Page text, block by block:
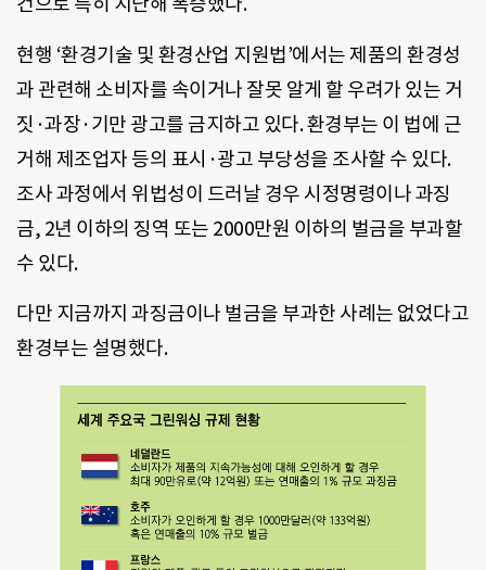
현행 ‘환경기술 및 환경산업 지원법’에서는 제품의 환경성
과 관련해 소비자를 속이거나 잘못 알게 할 우려가 있는 거
짓·과장·기만 광고를 금지하고 있다. 환경부는 이 법에 근
거해 제조업자 등의 표시·광고 부당성을 조사할 수 있다.
조사 과정에서 위법성이 드러날 경우 시정명령이나 과징
금, 2년 이하의 징역 또는 2000만원 이하의 벌금을 부과할
수 있다.
다만 지금까지 과징금이나 벌금을 부과한 사례는 없었다고
환경부는 설명했다.